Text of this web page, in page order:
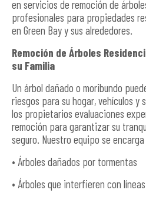
en servicios de remoción de
profesionales para propiedades
en Green Bay y sus alrededores.
Remoción de Árboles
su Familia
Un árbol dañado o moribundo
riesgos para su hogar, vehículos y
los propietarios evaluaciones
remoción para garantizar su
seguro. Nuestro equipo se
• Árboles dañados por tormentas
• Árboles que interfieren con